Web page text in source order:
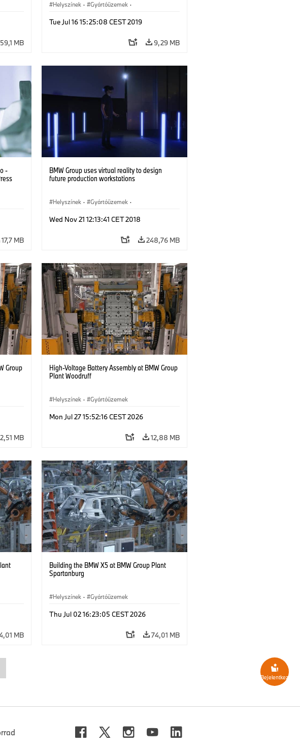
59,1 MB
Helyszínek · Gyártóüzemek ·
Tue Jul 16 15:25:08 CEST 2019
9,29 MB
-
17,7 MB
BMW Group uses virtual reality to design
future production workstations
Helyszínek · Gyártóüzemek ·
Wed Nov 21 12:13:41 CET 2018
248,76 MB
Group
MB
High-Voltage Battery Assembly at BMW Group
Plant Woodruff
Helyszínek · Gyártóüzemek
Mon Jul 27 15:52:16 CEST 2026
12,88 MB
MB
Building the BMW X5 at BMW Group Plant
Spartanburg
Helyszínek · Gyártóüzemek
Thu Jul 02 16:23:05 CEST 2026
74,01 MB
Bejelentkezés